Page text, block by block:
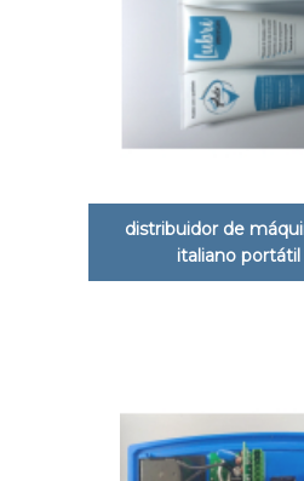
distribuidor de
italiano